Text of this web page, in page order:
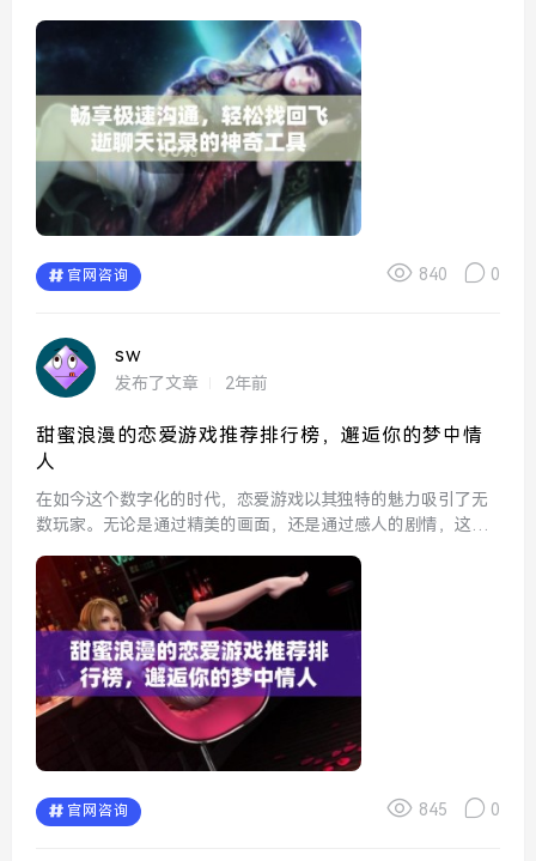
要。我们常常会因为一条重要消息的丢失而感到沮丧，这时，
有了现代...
官网咨询 840 0
sw
发布了文章 2年前
甜蜜浪漫的恋爱游戏推荐排行榜，邂逅你的梦中情
人
在如今这个数字化的时代，恋爱游戏以其独特的魅力吸引了无
数玩家。无论是通过精美的画面，还是通过感人的剧情，这些
官网咨询 845 0